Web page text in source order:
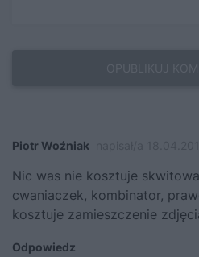
Piotr Woźniak
Nic was nie kosztuje
cwaniaczek, kombinator,
kosztuje zamieszczenie
Odpowiedz